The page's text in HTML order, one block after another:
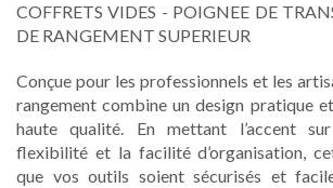
COFFRETS VIDES - POIGNEE DE
DE RANGEMENT SUPERIEUR
Conçue pour les professionnels et les
rangement combine un design pratique
haute qualité. En mettant l’accent
flexibilité et la facilité d’organisation,
que vos outils soient sécurisés et